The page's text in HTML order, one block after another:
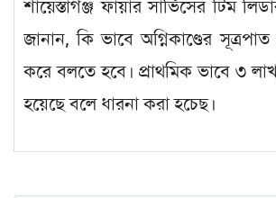
শায়েস্তাগঞ্জ ফায়ার সার্ভিসের টিম
জানান, কি ভাবে অগ্নিকাণ্ডের
করে বলতে হবে। প্রাথমিক ভাবে ৩
হয়েছে বলে ধারনা করা হচেছ।